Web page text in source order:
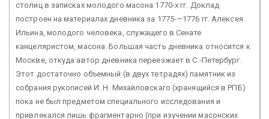
столиц в записках молодого масона 1770-х гг. Доклад
построен на материалах дневника за 1775-—1776 гг. Алексея
Ильина, молодого человека, служащего в Сенате
канцеляристом, масона. Большая часть дневника относится к
Москве, откуда автор дневника переезжает в С.-Петербург.
Этот достаточно объемный (в двух тетрадях) памятник из
собрания рукописей И. Н. Михайловскаго (хранящийся в РПБ)
пока не был предметом специального исследования и
привлекался лишь фрагментарно (при изучении масонских